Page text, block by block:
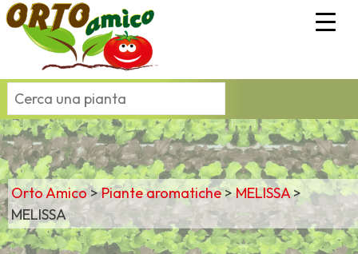
Orto Amico>Piante aromatiche>MELISSA>
MELISSA